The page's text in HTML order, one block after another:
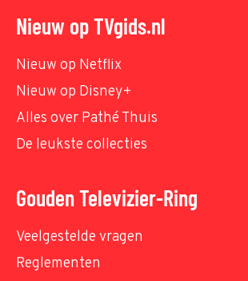
Nieuw op TVgids.nl
Nieuw op Netflix
Nieuw op Disney+
Alles over Pathé Thuis
De leukste collecties
Gouden Televizier-Ring
Veelgestelde vragen
Reglementen